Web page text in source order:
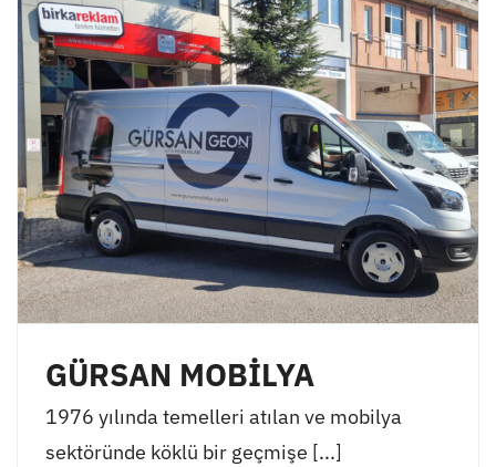
GÜRSAN MOBİLYA
1976 yılında temelleri atılan ve mobilya
sektöründe köklü bir geçmişe [...]